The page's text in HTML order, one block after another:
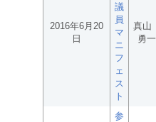
2016年6月20
日
議
員
マ
ニ
フ
ェ
ス
ト
真山
勇一
参